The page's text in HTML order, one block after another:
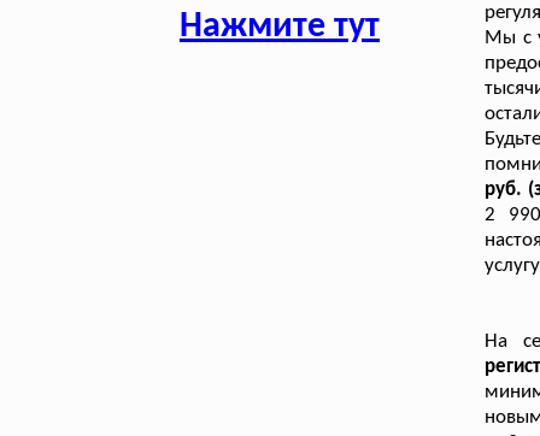
Нажмите тут
Мы с
руб.
2
На